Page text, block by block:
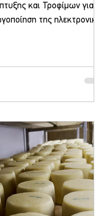
και Τροφίμων για
της ηλεκτρονικής
μέσω της Αντιπεριφέρειας
Αναστασία Αντωνέλη
ανάγκη να οριστεί άμεσα
της
της οποίας
τα στοιχε